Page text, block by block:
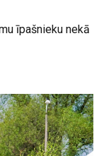
īpašnieku nekā